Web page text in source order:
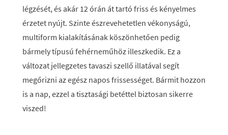
légzését, és akár 12 órán át tartó friss és kényelmes
érzetet nyújt. Szinte észrevehetetlen vékonyságú,
multiform kialakításának köszönhetően pedig
bármely típusú fehérneműhöz illeszkedik. Ez a
változat jellegzetes tavaszi szellő illatával segít
megőrizni az egész napos frissességet. Bármit hozzon
is a nap, ezzel a tisztasági betéttel biztosan sikerre
viszed!